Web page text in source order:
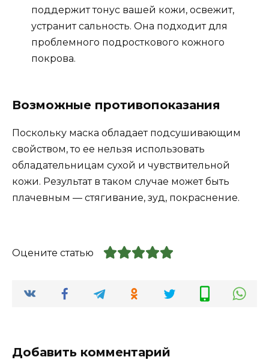
поддержит тонус вашей кожи, освежит,
устранит сальность. Она подходит для
проблемного подросткового кожного
покрова.
Возможные противопоказания
Поскольку маска обладает подсушивающим
свойством, то ее нельзя использовать
обладательницам сухой и чувствительной
кожи. Результат в таком случае может быть
плачевным — стягивание, зуд, покраснение.
Оцените статью
Добавить комментарий